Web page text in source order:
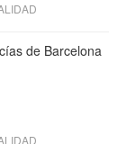
de Barcelona